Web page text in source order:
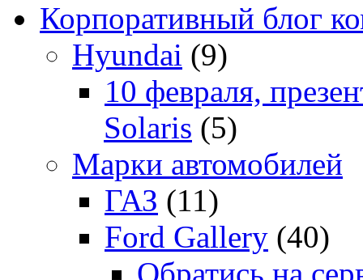
Корпоративный блог
Hyundai (9)
10 февраля,
Solaris (5)
Марки автомобилей
ГАЗ (11)
Ford Gallery (40)